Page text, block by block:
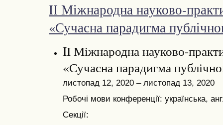
IІ Міжнародна науково-
«Сучасна парадигма
IІ Міжнародна науково-
«Сучасна парадигма
листопад 12, 2020 – листопад 13, 2020
Робочі мови конференції: українська,
Секції: